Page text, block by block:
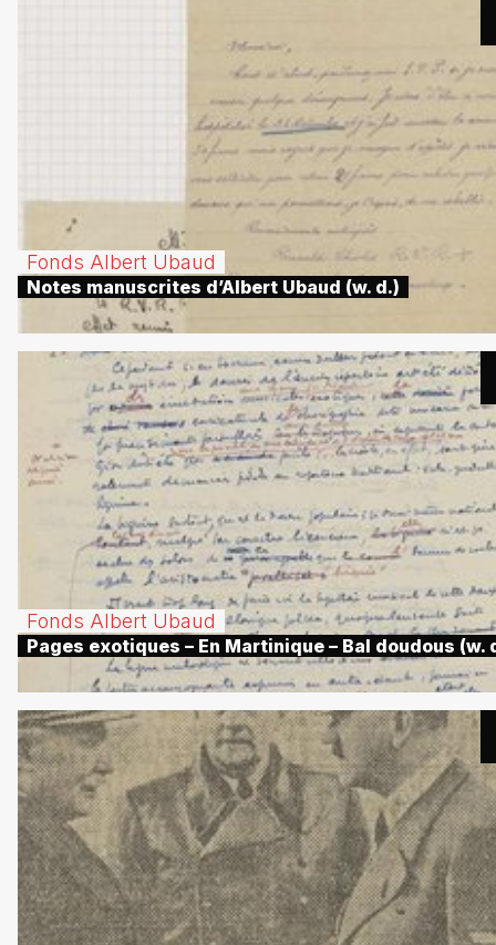
Fonds Albert Ubaud
Notes manuscrites d’Albert Ubaud (w. d.)
Fonds Albert Ubaud
Pages exotiques – En Martinique – Bal doudous (w.